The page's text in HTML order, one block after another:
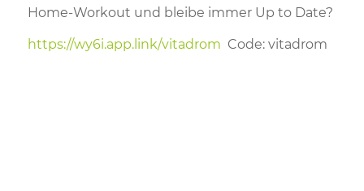
Home-Workout und bleibe immer Up to Date?
https://wy6i.app.link/vitadrom Code: vitadrom